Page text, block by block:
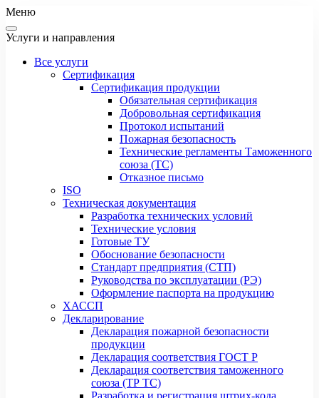
Меню
Услуги и направления
Все услуги
Сертификация
Сертификация продукции
Обязательная сертификация
Добровольная сертификация
Протокол испытаний
Пожарная безопасность
Технические регламенты Таможенного
союза (ТС)
Отказное письмо
ISO
Техническая документация
Разработка технических условий
Технические условия
Готовые ТУ
Обоснование безопасности
Стандарт предприятия (СТП)
Руководства по эксплуатации (РЭ)
Оформление паспорта на продукцию
ХАССП
Декларирование
Декларация пожарной безопасности
продукции
Декларация соответствия ГОСТ Р
Декларация соответствия таможенного
союза (ТР ТС)
Разработка и регистрация штрих-кода